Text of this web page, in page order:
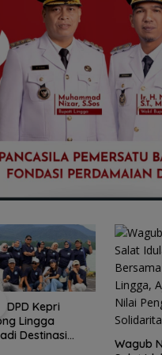
DPD Kepri
Lingga
Destinasi
Wagub